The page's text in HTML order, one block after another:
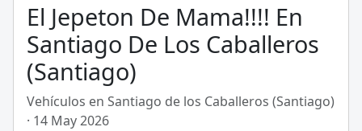
El Jepeton De Mama!!!! En
Santiago De Los Caballeros
(Santiago)
Vehículos en Santiago de los Caballeros (Santiago)
· 14 May 2026